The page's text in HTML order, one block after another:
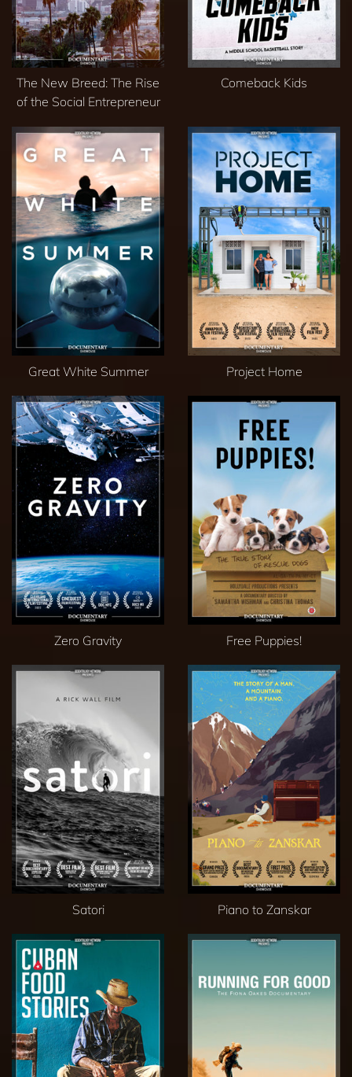
The New Breed: The Rise
of the Social Entrepreneur
Comeback Kids
Great White Summer Project Home
Zero Gravity Free Puppies!
Satori Piano to Zanskar